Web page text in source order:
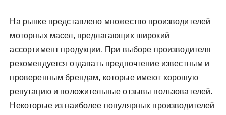
На рынке представлено множество производителей
моторных масел, предлагающих широкий
ассортимент продукции. При выборе производителя
рекомендуется отдавать предпочтение известным и
проверенным брендам, которые имеют хорошую
репутацию и положительные отзывы пользователей.
Некоторые из наиболее популярных производителей